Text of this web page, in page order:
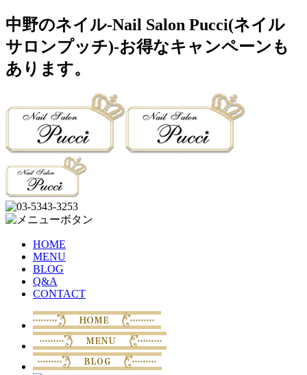
中野のネイル-Nail Salon Pucci(ネイル
サロンプッチ)-お得なキャンペーンも
あります。
HOME
MENU
BLOG
Q&A
CONTACT